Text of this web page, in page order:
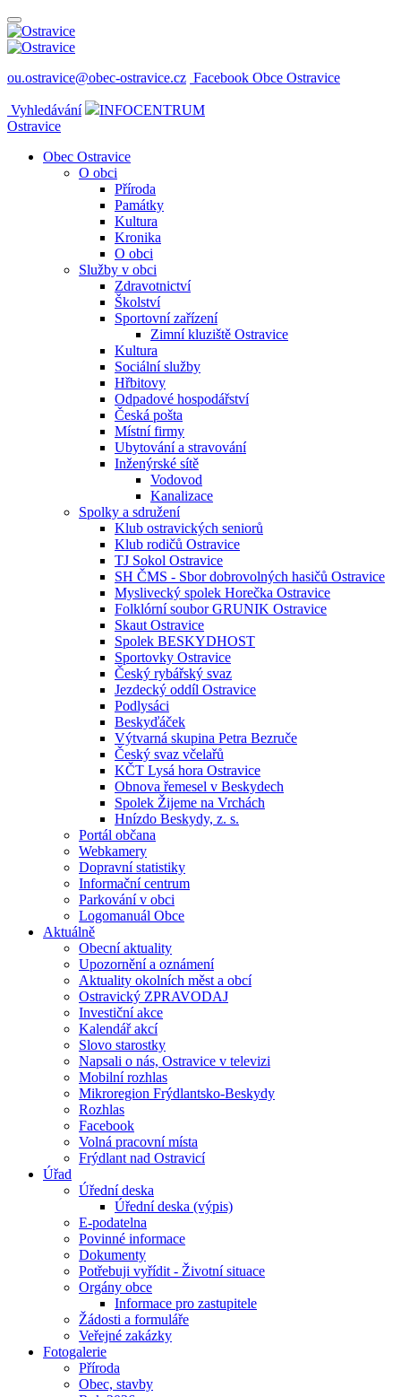
ou.ostravice@obec-ostravice.cz Facebook Obce Ostravice
Vyhledávání
INFOCENTRUM
Ostravice
Obec Ostravice
O obci
Příroda
Památky
Kultura
Kronika
O obci
Služby v obci
Zdravotnictví
Školství
Sportovní zařízení
Zimní kluziště Ostravice
Kultura
Sociální služby
Hřbitovy
Odpadové hospodářství
Česká pošta
Místní firmy
Ubytování a stravování
Inženýrské sítě
Vodovod
Kanalizace
Spolky a sdružení
Klub ostravických seniorů
Klub rodičů Ostravice
TJ Sokol Ostravice
SH ČMS - Sbor dobrovolných hasičů Ostravice
Myslivecký spolek Horečka Ostravice
Folklórní soubor GRUNIK Ostravice
Skaut Ostravice
Spolek BESKYDHOST
Sportovky Ostravice
Český rybářský svaz
Jezdecký oddíl Ostravice
Podlysáci
Beskyďáček
Výtvarná skupina Petra Bezruče
Český svaz včelařů
KČT Lysá hora Ostravice
Obnova řemesel v Beskydech
Spolek Žijeme na Vrchách
Hnízdo Beskydy, z. s.
Portál občana
Webkamery
Dopravní statistiky
Informační centrum
Parkování v obci
Logomanuál Obce
Aktuálně
Obecní aktuality
Upozornění a oznámení
Aktuality okolních měst a obcí
Ostravický ZPRAVODAJ
Investiční akce
Kalendář akcí
Slovo starostky
Napsali o nás, Ostravice v televizi
Mobilní rozhlas
Mikroregion Frýdlantsko-Beskydy
Rozhlas
Facebook
Volná pracovní místa
Frýdlant nad Ostravicí
Úřad
Úřední deska
Úřední deska (výpis)
E-podatelna
Povinné informace
Dokumenty
Potřebuji vyřídit - Životní situace
Orgány obce
Informace pro zastupitele
Žádosti a formuláře
Veřejné zakázky
Fotogalerie
Příroda
Obec, stavby